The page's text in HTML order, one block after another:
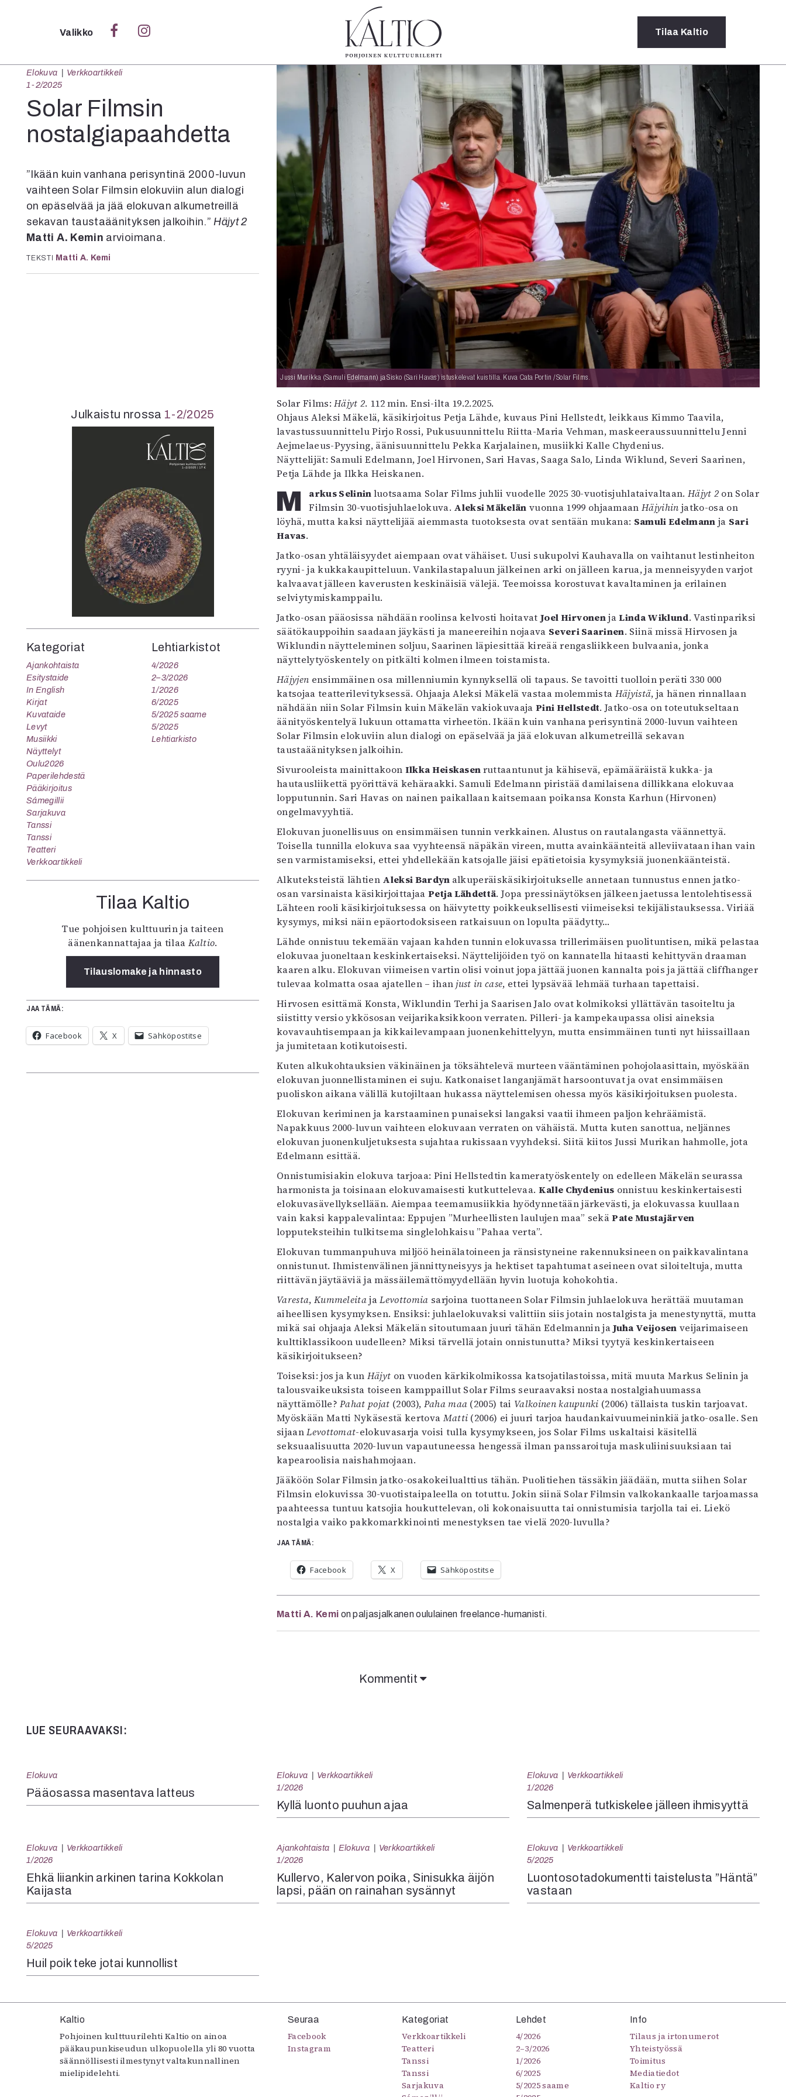
Sulje
Kategoriat
Verkkoartikkeli
Tanssi
Tanssi
Sarjakuva
Sámegillii
Pääkirjoitus
Paperilehdestä
Oulu2026
Näyttelyt
Musiikki
Kuvataide
In English
Esitystaide
Arkisto
Lehdet
4/2026
2–3/2026
1/2026
6/2025
5/2025 saame
5/2025
Lehtiarkisto
Info
Tilaus ja
irtonumerot
Yhteistyössä
Toimitus
Mediatiedot
Kaltio ry
Valikko Tilaa Kaltio
Jussi Murikka (Samuli Edelmann) ja Sisko (Sari Havas) istuskelevat kuistilla. Kuva Cata Portin / Solar Films.
Elokuva
Verkkoartikkeli
1-2/2025
Solar Filmsin
nostalgiapaahdetta
”Ikään kuin vanhana perisyntinä 2000-luvun
vaihteen Solar Filmsin elokuviin alun dialogi
on epäselvää ja jää elokuvan alkumetreillä
sekavan taustaäänityksen jalkoihin.”Häjyt 2
Matti A. Kemin arvioimana.
TEKSTI Matti A. Kemi
Solar Films:Häjyt 2. 112 min. Ensi-ilta 19.2.2025.
Ohjaus Aleksi Mäkelä, käsikirjoitus Petja Lähde, kuvaus Pini Hellstedt, leikkaus Kimmo Taavila,
lavastussuunnittelu Pirjo Rossi, Pukusuunnittelu Riitta-Maria Vehman, maskeeraussuunnittelu Jenni
Aejmelaeus-Pyysing, äänisuunnittelu Pekka Karjalainen, musiikki Kalle Chydenius.
Näyttelijät: Samuli Edelmann, Joel Hirvonen, Sari Havas, Saaga Salo, Linda Wiklund, Severi Saarinen,
Petja Lähde ja Ilkka Heiskanen.
Markus Selininluotsaama Solar Films juhlii vuodelle 2025 30-vuotisjuhlataivaltaan. Häjyt 2 on Solar
Filmsin 30-vuotisjuhlaelokuva. Aleksi Mäkelän vuonna 1999 ohjaamaanHäjyihin jatko-osa on
löyhä, mutta kaksi näyttelijää aiemmasta tuotoksesta ovat sentään mukana: Samuli Edelmann ja Sari
Havas.
Jatko-osan yhtäläisyydet aiempaan ovat vähäiset. Uusi sukupolvi Kauhavalla on vaihtanut lestinheiton
ryyni- ja kukkakaupitteluun. Vankilastapaluun jälkeinen arki on jälleen karua, ja menneisyyden varjot
kalvaavat jälleen kaverusten keskinäisiä välejä. Teemoissa korostuvat kavaltaminen ja erilainen
selviytymiskamppailu.
Jatko-osan pääosissa nähdään roolinsa kelvosti hoitavat Joel HirvonenjaLinda Wiklund. Vastinpariksi
säätökauppoihin saadaan jäykästi ja maneereihin nojaava Severi Saarinen. Siinä missä Hirvosen ja
Wiklundin näytteleminen soljuu, Saarinen läpiesittää kireää rengasliikkeen bulvaania, jonka
näyttelytyöskentely on pitkälti kolmen ilmeen toistamista.
Häjyjen ensimmäinen osa millenniumin kynnyksellä oli tapaus. Se tavoitti tuolloin peräti 330 000
katsojaa teatterilevityksessä. Ohjaaja Aleksi Mäkelä vastaa molemmista Häjyistä, ja hänen rinnallaan
nähdään niin Solar Filmsin kuin Mäkelän vakiokuvaaja Pini Hellstedt. Jatko-osa on toteutukseltaan
äänityöskentelyä lukuun ottamatta virheetön. Ikään kuin vanhana perisyntinä 2000-luvun vaihteen
Solar Filmsin elokuviin alun dialogi on epäselvää ja jää elokuvan alkumetreillä sekavan
taustaäänityksen jalkoihin.
Sivurooleista mainittakoon Ilkka Heiskasenruttaantunut ja kähisevä, epämääräistä kukka- ja
hautausliikettä pyörittävä kehäraakki. Samuli Edelmann piristää damilaisena dillikkana elokuvaa
lopputunnin. Sari Havas on nainen paikallaan kaitsemaan poikansa Konsta Karhun (Hirvonen)
ongelmavyyhtiä.
Elokuvan juonellisuus on ensimmäisen tunnin verkkainen. Alustus on rautalangasta väännettyä.
Toisella tunnilla elokuva saa vyyhteensä näpäkän vireen, mutta avainkäänteitä alleviivataan ihan vain
sen varmistamiseksi, ettei yhdellekään katsojalle jäisi epätietoisia kysymyksiä juonenkäänteistä.
Alkuteksteistä lähtien Aleksi Bardyn alkuperäiskäsikirjoitukselle annetaan tunnustus ennen jatko-
osan varsinaista käsikirjoittajaa Petja Lähdettä. Jopa pressinäytöksen jälkeen jaetussa lentolehtisessä
Lähteen rooli käsikirjoituksessa on häivytetty poikkeuksellisesti viimeiseksi tekijälistauksessa. Viriää
kysymys, miksi näin epäortodoksiseen ratkaisuun on lopulta päädytty…
Lähde onnistuu tekemään vajaan kahden tunnin elokuvassa trillerimäisen puolituntisen, mikä pelastaa
elokuvaa juoneltaan keskinkertaiseksi. Näyttelijöiden työ on kannatella hitaasti kehittyvän draaman
kaaren alku. Elokuvan viimeisen vartin olisi voinut jopa jättää juonen kannalta pois ja jättää cliffhanger
tulevaa kolmatta osaa ajatellen – ihan just in case, ettei lypsävää lehmää turhaan tapettaisi.
Hirvosen esittämä Konsta, Wiklundin Terhi ja Saarisen Jalo ovat kolmikoksi yllättävän tasoiteltu ja
siistitty versio ykkösosan veijarikaksikkoon verraten. Pilleri- ja kampekaupassa olisi aineksia
kovavauhtisempaan ja kikkailevampaan juonenkehittelyyn, mutta ensimmäinen tunti nyt hiissaillaan
ja jumitetaan kotikutoisesti.
Kuten alkukohtauksien väkinäinen ja töksähtelevä murteen vääntäminen pohojolaasittain, myöskään
elokuvan juonnellistaminen ei suju. Katkonaiset langanjämät harsoontuvat ja ovat ensimmäisen
puoliskon aikana välillä kutojiltaan hukassa näyttelemisen ohessa myös käsikirjoituksen puolesta.
Elokuvan keriminen ja karstaaminen punaiseksi langaksi vaatii ihmeen paljon kehräämistä.
Napakkuus 2000-luvun vaihteen elokuvaan verraten on vähäistä. Mutta kuten sanottua, neljännes
elokuvan juonenkuljetuksesta sujahtaa rukissaan vyyhdeksi. Siitä kiitos Jussi Murikan hahmolle, jota
Edelmann esittää.
Onnistumisiakin elokuva tarjoaa: Pini Hellstedtin kameratyöskentely on edelleen Mäkelän seurassa
harmonista ja toisinaan elokuvamaisesti kutkuttelevaa. Kalle Chydenius onnistuu keskinkertaisesti
elokuvasävellyksellään. Aiempaa teemamusiikkia hyödynnetään järkevästi, ja elokuvassa kuullaan
vain kaksi kappalevalintaa: Eppujen ”Murheellisten laulujen maa” sekäPate Mustajärven
lopputeksteihin tulkitsema singlelohkaisu ”Pahaa verta”.
Elokuvan tummanpuhuva miljöö heinälatoineen ja ränsistyneine rakennuksineen on paikkavalintana
onnistunut. Ihmistenvälinen jännittyneisyys ja hektiset tapahtumat aseineen ovat siloiteltuja, mutta
riittävän jäytääviä ja mässäilemättömyydellään hyvin luotuja kohokohtia.
Varesta, KummeleitajaLevottomia sarjoina tuottaneen Solar Filmsin juhlaelokuva herättää muutaman
aiheellisen kysymyksen. Ensiksi: juhlaelokuvaksi valittiin siis jotain nostalgista ja menestynyttä, mutta
mikä sai ohjaaja Aleksi Mäkelän sitoutumaan juuri tähän Edelmannin jaJuha Veijosen veijarimaiseen
kulttiklassikoon uudelleen? Miksi tärvellä jotain onnistunutta? Miksi tyytyä keskinkertaiseen
käsikirjoitukseen?
Toiseksi: jos ja kun Häjyt on vuoden kärkikolmikossa katsojatilastoissa, mitä muuta Markus Selinin ja
talousvaikeuksista toiseen kamppaillut Solar Films seuraavaksi nostaa nostalgiahuumassa
näyttämölle?Pahat pojat (2003), Paha maa (2005) tai Valkoinen kaupunki (2006) tällaista tuskin tarjoavat.
Myöskään Matti Nykäsestä kertova Matti (2006) ei juuri tarjoa haudankaivuumeininkiä jatko-osalle. Sen
sijaanLevottomat-elokuvasarja voisi tulla kysymykseen, jos Solar Films uskaltaisi käsitellä
seksuaalisuutta 2020-luvun vapautuneessa hengessä ilman panssaroituja maskuliinisuuksiaan tai
kapearoolisia naishahmojaan.
Jääköön Solar Filmsin jatko-osakokeilualttius tähän. Puolitiehen tässäkin jäädään, mutta siihen Solar
Filmsin elokuvissa 30-vuotistaipaleella on totuttu. Jokin siinä Solar Filmsin valkokankaalle tarjoamassa
paahteessa tuntuu katsojia houkuttelevan, oli kokonaisuutta tai onnistumisia tarjolla tai ei. Liekö
nostalgia vaiko pakkomarkkinointi menestyksen tae vielä 2020-luvulla?
JAA TÄMÄ:
Facebook X Sähköpostitse
Matti A. Kemi on paljasjalkanen oululainen freelance-humanisti.
Julkaistu nrossa 1-2/2025
Kategoriat
Ajankohtaista
Esitystaide
In English
Kirjat
Kuvataide
Levyt
Musiikki
Näyttelyt
Oulu2026
Paperilehdestä
Pääkirjoitus
Sámegillii
Sarjakuva
Tanssi
Tanssi
Teatteri
Verkkoartikkeli
Lehtiarkistot
4/2026
2–3/2026
1/2026
6/2025
5/2025 saame
5/2025
Lehtiarkisto
Tilaa Kaltio
Tue pohjoisen kulttuurin ja taiteen
äänenkannattajaa ja tilaa Kaltio.
Tilauslomake ja hinnasto
JAA TÄMÄ:
Facebook X Sähköpostitse
Kommentit
LUE SEURAAVAKSI:
Elokuva
Pääosassa masentava latteus
Elokuva
Verkkoartikkeli
1/2026
Kyllä luonto puuhun ajaa
Elokuva
Verkkoartikkeli
1/2026
Salmenperä tutkiskelee jälleen ihmisyyttä
Elokuva
Verkkoartikkeli
1/2026
Ehkä liiankin arkinen tarina Kokkolan
Kaijasta
Ajankohtaista Elokuva
Verkkoartikkeli
1/2026
Kullervo, Kalervon poika, Sinisukka äijön
lapsi, pään on rainahan sysännyt
Elokuva
Verkkoartikkeli
5/2025
Luontosotadokumentti taistelusta ”Häntä”
vastaan
Elokuva
Verkkoartikkeli
5/2025
Huil poik teke jotai kunnollist
Kaltio
Pohjoinen kulttuurilehti Kaltio on ainoa
pääkaupunkiseudun ulkopuolella yli 80 vuotta
säännöllisesti ilmestynyt valtakunnallinen
mielipidelehti.
Seuraa
Facebook
Instagram
Kategoriat
Verkkoartikkeli
Teatteri
Tanssi
Tanssi
Sarjakuva
Lehdet
4/2026
2–3/2026
1/2026
6/2025
5/2025 saame
Info
Tilaus ja irtonumerot
Yhteistyössä
Toimitus
Mediatiedot
Kaltio ry